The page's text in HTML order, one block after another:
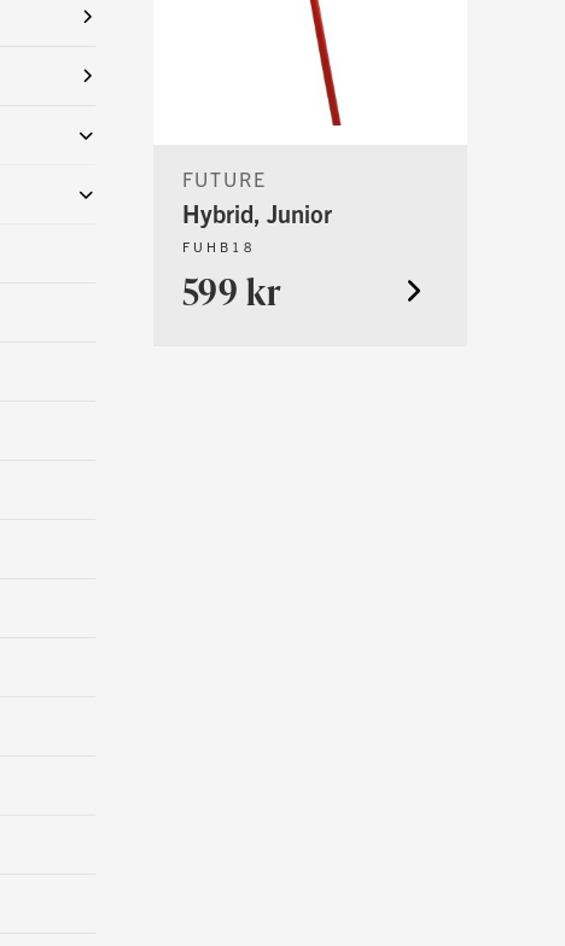
FUTURE
Hybrid, Junior
FUHB18
599 kr